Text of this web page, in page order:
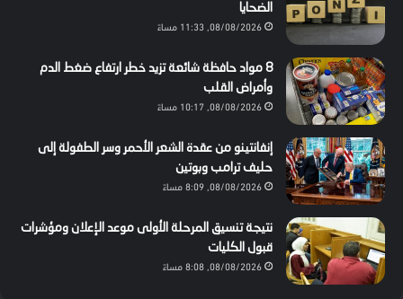
الضحايا
08/08/2026, 11:33 مساءً
8 مواد حافظة شائعة تزيد خطر ارتفاع ضغط الدم
وأمراض القلب
08/08/2026, 10:17 مساءً
إنفانتينو من عقدة الشعر الأحمر وسر الطفولة إلى
حليف ترامب وبوتين
08/08/2026, 8:09 مساءً
نتيجة تنسيق المرحلة الأولى موعد الإعلان ومؤشرات
قبول الكليات
08/08/2026, 8:08 مساءً